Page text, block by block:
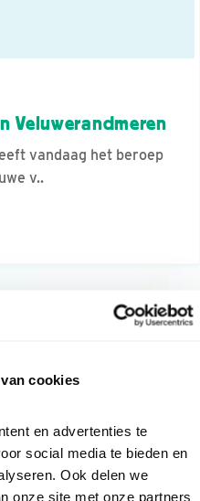
cookies
en advertenties te
social media te bieden en
Ook delen we
onze site met onze partners
Veluwerandmeren
vandaag het beroep
v..